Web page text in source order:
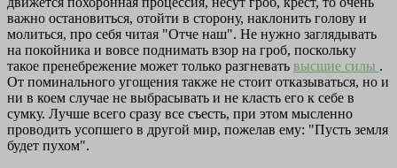
важно остановиться, отойти в сторону, наклонить голову и
молиться, про себя читая "Отче наш". Не нужно заглядывать
на покойника и вовсе поднимать взор на гроб, поскольку
такое пренебрежение может только разгневать высшие силы .
От поминального угощения также не стоит отказываться, но и
ни в коем случае не выбрасывать и не класть его к себе в
сумку. Лучше всего сразу все съесть, при этом мысленно
проводить усопшего в другой мир, пожелав ему: "Пусть земля
будет пухом".